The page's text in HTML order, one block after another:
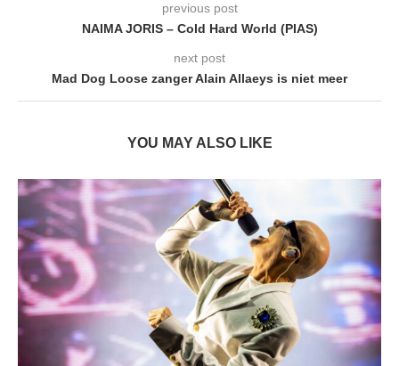
previous post
NAIMA JORIS – Cold Hard World (PIAS)
next post
Mad Dog Loose zanger Alain Allaeys is niet meer
YOU MAY ALSO LIKE